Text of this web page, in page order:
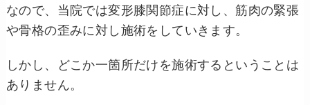
なので、当院では変形膝関節症に対し、筋肉の緊張
や骨格の歪みに対し施術をしていきます。
しかし、どこか一箇所だけを施術するということは
ありません。